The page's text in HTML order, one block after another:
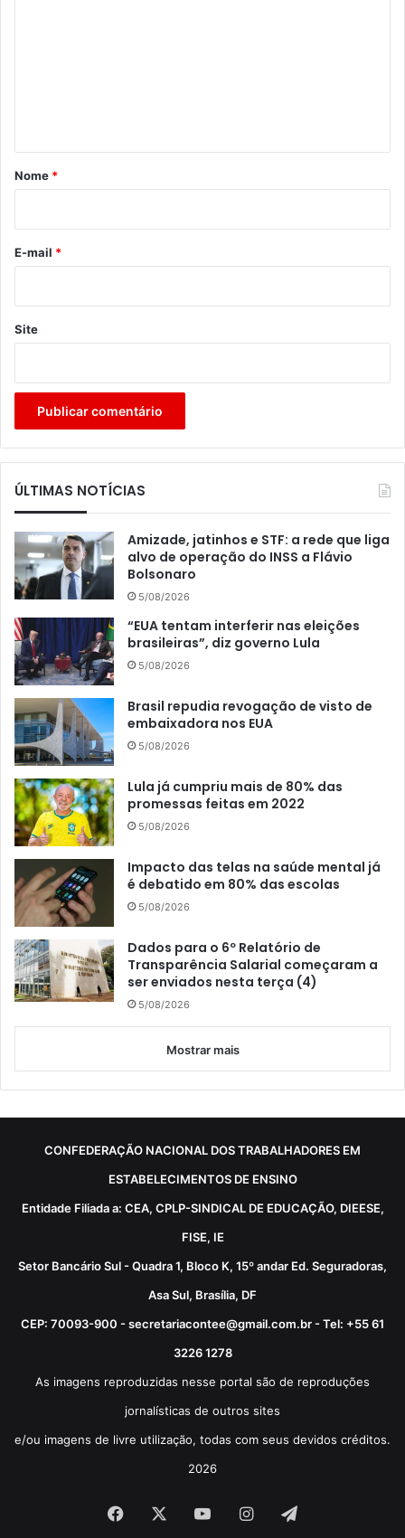
r
*
Nome *
E-mail *
Site
ÚLTIMAS NOTÍCIAS
Amizade, jatinhos e STF: a rede que liga
alvo de operação do INSS a Flávio
Bolsonaro
5/08/2026
“EUA tentam interferir nas eleições
brasileiras”, diz governo Lula
5/08/2026
Brasil repudia revogação de visto de
embaixadora nos EUA
5/08/2026
Lula já cumpriu mais de 80% das
promessas feitas em 2022
5/08/2026
Impacto das telas na saúde mental já
é debatido em 80% das escolas
5/08/2026
Dados para o 6º Relatório de
Transparência Salarial começaram a
ser enviados nesta terça (4)
5/08/2026
Mostrar mais
CONFEDERAÇÃO NACIONAL DOS TRABALHADORES EM
ESTABELECIMENTOS DE ENSINO
Entidade Filiada a: CEA, CPLP-SINDICAL DE EDUCAÇÃO, DIEESE,
FISE, IE
Setor Bancário Sul - Quadra 1, Bloco K, 15º andar Ed. Seguradoras,
Asa Sul, Brasília, DF
CEP: 70093-900 - secretariacontee@gmail.com.br - Tel: +55 61
3226 1278
As imagens reproduzidas nesse portal são de reproduções
jornalísticas de outros sites
e/ou imagens de livre utilização, todas com seus devidos créditos.
2026
Facebook YouTubeInstagram